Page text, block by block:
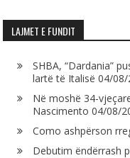
LAJMET E FUNDIT
SHBA, “Dardania”
lartë të Italisë 04/08/
Në moshë 34-
Nascimento 04/08/
Como ashpërson
Debutim ëndërrash